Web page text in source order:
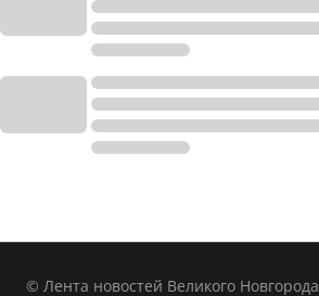
© Лента новостей Великого Новгорода